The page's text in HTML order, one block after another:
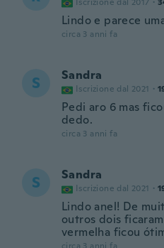
Lindo e parece
circa 3 anni fa
S Sandra
Iscrizione dal 2021 ·
Pedi aro 6 mas
dedo.
circa 3 anni fa
S Sandra
Iscrizione dal 2021 ·
Lindo anel! De
outros dois
vermelha ficou